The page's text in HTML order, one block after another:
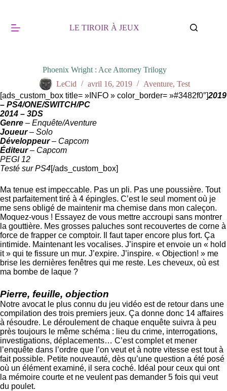
LE TIROIR À JEUX
Phoenix Wright : Ace Attorney Trilogy
LeCid
avril 16, 2019 Aventure, Test
[ads_custom_box title= »INFO » color_border= »#3482f0″]2019
– PS4/ONE/SWITCH/PC
2014 – 3DS
Genre – Enquête/Aventure
Joueur– Solo
Développeur– Capcom
Éditeur– Capcom
PEGI 12
Testé sur PS4[/ads_custom_box]
Ma tenue est impeccable. Pas un pli. Pas une poussière. Tout
est parfaitement tiré à 4 épingles. C’est le seul moment où je
me sens obligé de maintenir ma chemise dans mon caleçon.
Moquez-vous ! Essayez de vous mettre accroupi sans montrer
la gouttière. Mes grosses paluches sont recouvertes de corne à
force de frapper ce comptoir. Il faut taper encore plus fort. Ça
intimide. Maintenant les vocalises. J’inspire et envoie un « hold
it » qui te fissure un mur. J’expire. J’inspire. « Objection! » me
brise les dernières fenêtres qui me reste. Les cheveux, où est
ma bombe de laque ?
Pierre, feuille, objection
Notre avocat le plus connu du jeu vidéo est de retour dans une
compilation des trois premiers jeux. Ça donne donc 14 affaires
à résoudre. Le déroulement de chaque enquête suivra à peu
près toujours le même schéma : lieu du crime, interrogations,
investigations, déplacements… C’est complet et mener
l’enquête dans l’ordre que l’on veut et à notre vitesse est tout à
fait possible. Petite nouveauté, dès qu’une question a été posé
où un élément examiné, il sera coché. Idéal pour ceux qui ont
la mémoire courte et ne veulent pas demander 5 fois qui veut
du poulet.